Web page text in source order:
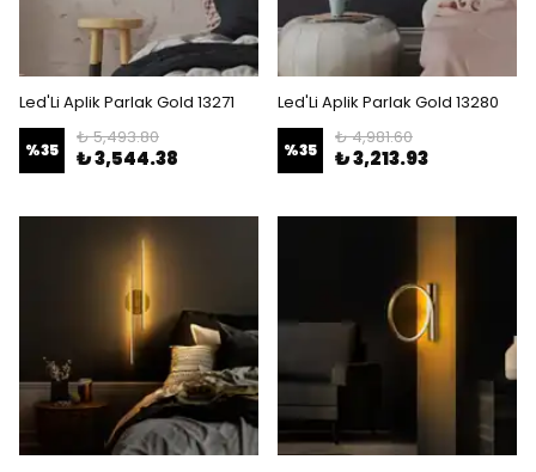
Led'Li Aplik Parlak Gold 13271
%35
₺ 5,493.80
₺ 3,544.38
Led'Li Aplik Parlak Gold 13280
%35
₺ 4,981.60
₺ 3,213.93